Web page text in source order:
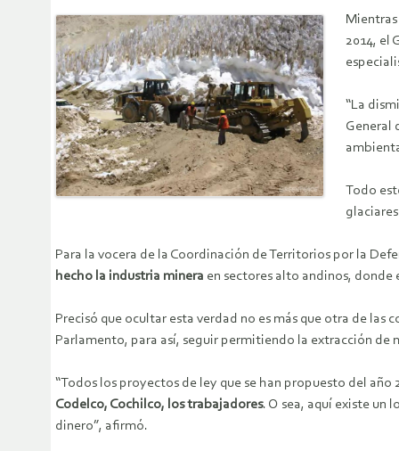
2014, el
“La
General
Todo
Para la vocera de la Coordinación de Territorios por la
hecho la industria minera en sectores alto andinos, donde
Precisó que ocultar esta verdad no es más que otra de las
Parlamento, para así, seguir permitiendo la extracción de
“Todos los proyectos de ley que se han propuesto del
Codelco, Cochilco, los trabajadores. O sea, aquí existe un
dinero”, afirmó.